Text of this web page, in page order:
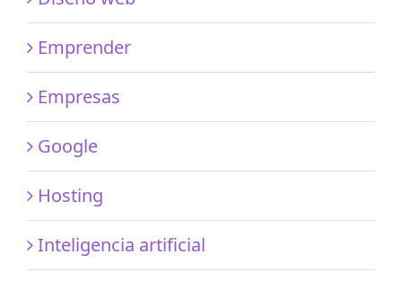
Emprender
Empresas
Google
Hosting
Inteligencia artificial